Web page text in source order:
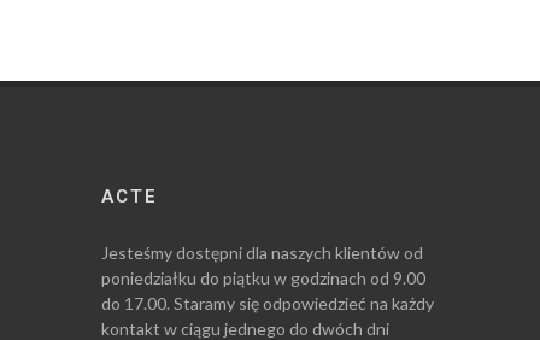
ACTE
Jesteśmy dostępni dla naszych klientów od
poniedziałku do piątku w godzinach od 9.00
do 17.00. Staramy się odpowiedzieć na każdy
kontakt w ciągu jednego do dwóch dni